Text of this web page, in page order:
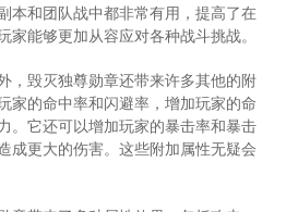
本和团队战中都非常有用，提高了在
家能够更加从容应对各种战斗挑战。
，毁灭独尊勋章还带来许多其他的附
家的命中率和闪避率，增加玩家的命
。它还可以增加玩家的暴击率和暴击
成更大的伤害。这些附加属性无疑会